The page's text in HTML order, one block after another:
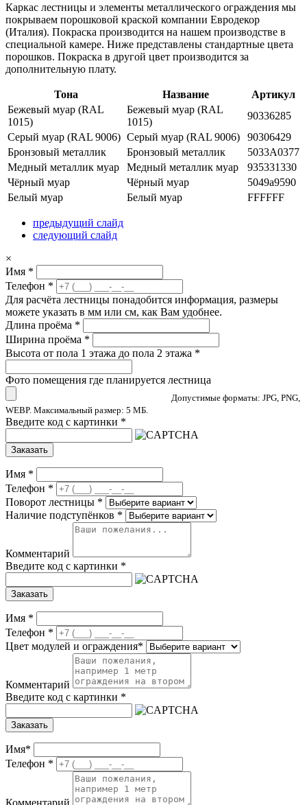
Каркас лестницы и элементы металлического ограждения мы
покрываем порошковой краской компании Евродекор
(Италия). Покраска производится на нашем производстве в
специальной камере. Ниже представлены стандартные цвета
порошков. Покраска в другой цвет производится за
дополнительную плату.
Тона Название
Артикул
Бежевый муар (RAL
1015)
Бежевый муар (RAL
1015)
90336285
Серый муар (RAL 9006) Серый муар (RAL 9006)
90306429
Бронзовый металлик
Бронзовый металлик
5033А0377
Медный металлик муар
Медный металлик муар
935331330
Чёрный муар
Чёрный муар
5049а9590
Белый муар
Белый муар FFFFFF
предыдущий слайд
следующий слайд
×
Имя *
Телефон *
Для расчёта лестницы понадобится информация, размеры
можете указать в мм или см, как Вам удобнее.
Длина проёма *
Ширина проёма *
Высота от пола 1 этажа до пола 2 этажа *
Фото помещения где планируется лестница
Допустимые форматы: JPG, PNG,
WEBP. Максимальный размер: 5 МБ.
Введите код с картинки *
Заказать
Имя *
Телефон *
Поворот лестницы *
Наличие подступёнков *
Комментарий
Введите код с картинки *
Заказать
Имя *
Телефон *
Цвет модулей и ограждения*
Комментарий
Введите код с картинки *
Заказать
Имя*
Телефон *
Комментарий